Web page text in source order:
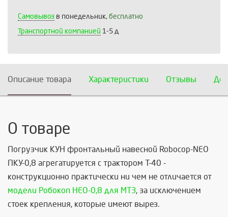
Самовывоз в понедельник, бесплатно
Транспортной компанией 1-5 д
Описание товара Характеристики Отзывы
О товаре
Погрузчик КУН фронтальный навесной Robocop-NEO
ПКУ-0,8 агрегатируется с трактором Т-40 -
конструкционно практически ни чем не отличается от
модели Робокоп НЕО-0,8 для МТЗ, за исключением
стоек крепления, которые имеют вырез.